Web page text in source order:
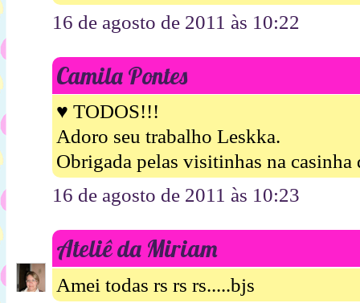
16 de agosto de 2011 às 10:22
Camila Pontes
♥ TODOS!!!
Adoro seu trabalho Leskka.
Obrigada pelas visitinhas na casinha
16 de agosto de 2011 às 10:23
Ateliê da Miriam
Amei todas rs rs rs.....bjs